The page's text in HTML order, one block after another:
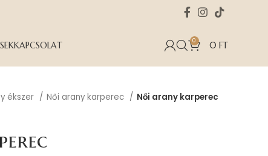
KAPCSOLAT 0 0 FT
ékszer Női arany karperec Női arany karperec